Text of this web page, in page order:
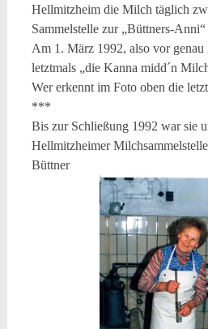
Hellmitzheim die Milch täglich
Sammelstelle zur „Büttners-Anni“
Am 1. März 1992, also vor genau
letztmals „die Kanna midd´n
Wer erkennt im Foto oben die
***
Bis zur Schließung 1992 war sie
Hellmitzheimer
Büttner